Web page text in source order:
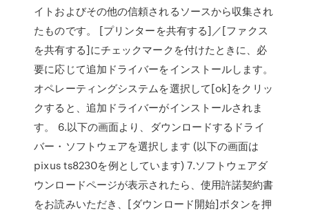
イトおよびその他の信頼されるソースから収集され
たものです。 [プリンターを共有する]／[ファクス
を共有する]にチェックマークを付けたときに、必
要に応じて追加ドライバーをインストールします。
オペレーティングシステムを選択して[ok]をクリッ
クすると、追加ドライバーがインストールされま
す。 6.以下の画面より、ダウンロードするドライ
バー・ソフトウェアを選択します (以下の画面は
pixus ts8230を例としています) 7.ソフトウェアダ
ウンロードページが表示されたら、使用許諾契約書
をお読みいただき、[ダウンロード開始]ボタンを押